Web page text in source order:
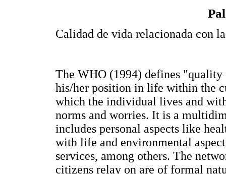
Calidad de vida relacionada con
The WHO (1994) defines
his/her position in life within the
which the individual lives and
norms and worries. It is a
includes personal aspects like
with life and environmental
services, among others. The
citizens relay on are of formal